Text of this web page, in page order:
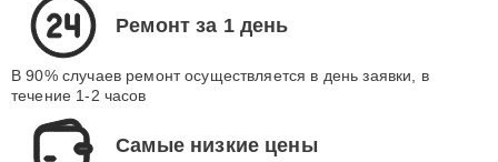
Ремонт за 1 день
В 90% случаев ремонт осуществляется в день заявки, в
течение 1-2 часов
Самые низкие цены